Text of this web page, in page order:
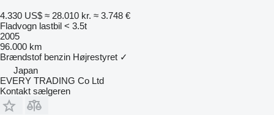
4.330 US$ ≈ 28.010 kr. ≈ 3.748 €
Fladvogn lastbil < 3.5t
2005
96.000 km
Brændstof benzin Højrestyret ✓
Japan
EVERY TRADING Co Ltd
Kontakt sælgeren